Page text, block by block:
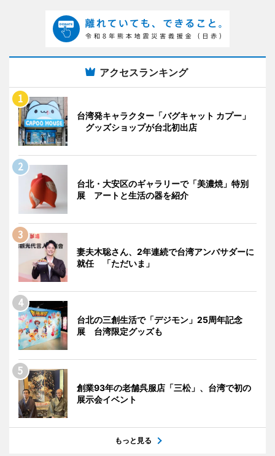
アクセスランキング
台湾発キャラクター「バグキャット カプー」
グッズショップが台北初出店
台北・大安区のギャラリーで「美濃焼」特別
展 アートと生活の器を紹介
妻夫木聡さん、2年連続で台湾アンバサダーに
就任 「ただいま」
台北の三創生活で「デジモン」25周年記念
展 台湾限定グッズも
創業93年の老舗呉服店「三松」、台湾で初の
展示会イベント
もっと見る